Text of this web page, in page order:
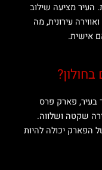
העיר מציעה שילוב
עירונית, מה
אישית.
בעיר, פארק פרס
שקטה ושלווה.
הפארק יכולה להיות